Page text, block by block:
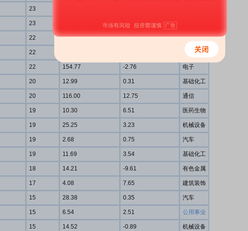
23
23 -3.87
22 26.85 7.19 纺织服饰
22 机械设备
22 154.77 -2.76 电子
20 12.99 0.31 基础化工
20 116.00 12.75 通信
19 10.30 6.51 医药生物
19 25.25 3.23 机械设备
19 2.68 0.75 汽车
19 11.69 3.54 基础化工
18 14.21 -9.61 有色金属
17 4.08 7.65 建筑装饰
15 28.38 0.35 汽车
15 6.54 2.51 公用事业
15 14.52 -0.89 机械设备